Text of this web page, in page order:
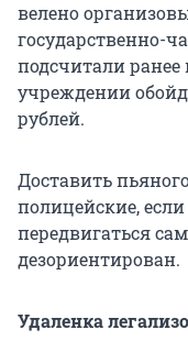
велено
государственно-
подсчитали ранее
учреждении
рублей.
Доставить
полицейские,
передвигаться
дезориентирован.
Удаленка